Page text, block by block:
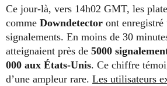
Ce jour-là, vers 14h02 GMT, les
comme Downdetector ont enregistré
signalements. En moins de 30
atteignaient près de 5000
000 aux États-Unis. Ce chiffre
d’une ampleur rare. Les utilisateurs